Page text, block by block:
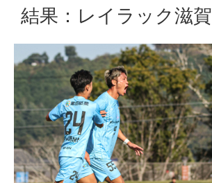
結果：レイラック滋賀